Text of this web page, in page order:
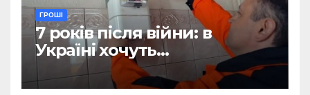
ГРОШІ
7 років після війни: в
Україні хочуть
відтермінувати
встановлення лічильників